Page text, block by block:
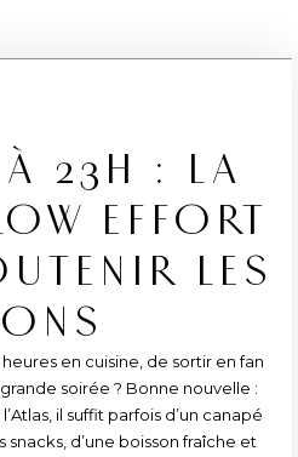
23H : LA
EFFORT
LES
en cuisine, de sortir en fan
soirée ? Bonne nouvelle :
il suffit parfois d’un canapé
d’une boisson fraîche et